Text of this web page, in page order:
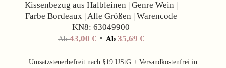
Kissenbezug aus Halbleinen | Genre Wein |
Farbe Bordeaux | Alle Größen | Warencode
KN8: 63049900
Ab43,00€ Ab 35,69 €
Umsatzsteuerbefreit nach §19 UStG + Versandkostenfrei in